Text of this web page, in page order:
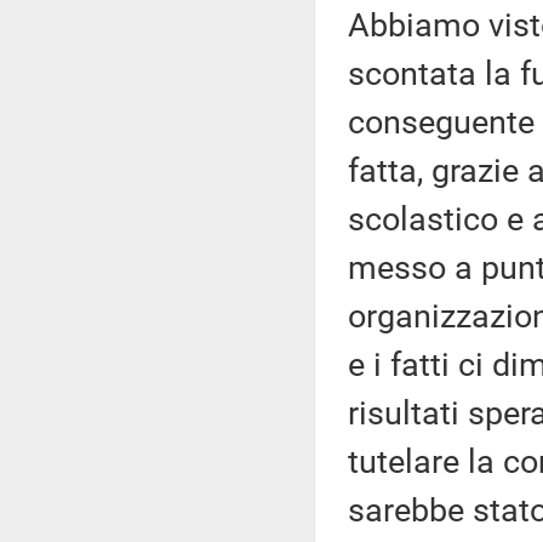
Abbiamo
scontata la
fatta, grazie
scolastico e
messo a
e i fatti ci
risultati
tutelare la
sarebbe